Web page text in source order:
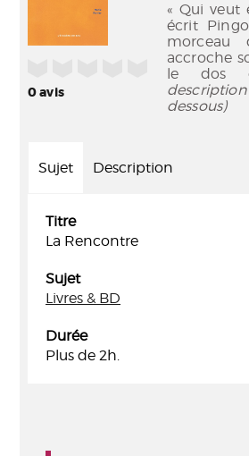
0avis
« Qui veut
écrit
morceau
accroche
le dos
dessous)
Sujet Description
Titre
La Rencontre
Sujet
Livres & BD
Durée
Plus de 2h.